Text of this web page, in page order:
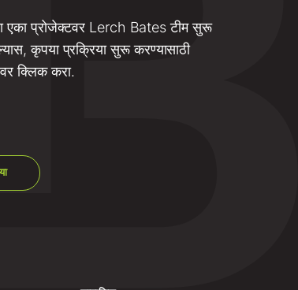
एका प्रोजेक्टवर Lerch Bates टीम सुरू
कृपया प्रक्रिया सुरू करण्यासाठी
क्लिक करा.